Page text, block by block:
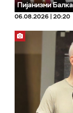
Пијанизми
06.08.2026 | 20:20